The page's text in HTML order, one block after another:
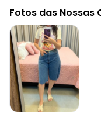
Modelagem: Solta
Cintura: Alta
Comprimento: Acima
Fechamento: Em
Material: Jeans
Estação: Ano Inteiro
Situação de Uso:
Composição Material:
Histórico de preços
Fotos das Nossas